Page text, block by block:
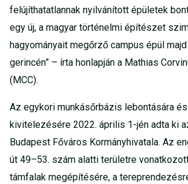
felújíthatatlannak nyilvánított épületek
egy új, a magyar történelmi építészet
hagyományait megőrző campus épül
gerincén” – írta honlapján a Mathias
(MCC).
Az egykori munkásőrbázis lebontására
kivitelezésére 2022. április 1-jén adta ki
Budapest Főváros Kormányhivatala. Az
út 49–53. szám alatti területre
támfalak megépítésére, a